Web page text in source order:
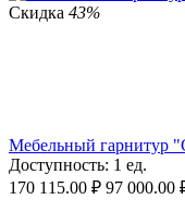
Скидка 43%
Мебельный гарнитур
Доступность: 1 ед.
170 115.00 ₽ 97 000.00